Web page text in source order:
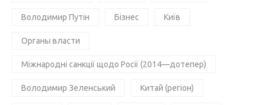
Володимир Путін Бізнес Київ
Органы власти
Міжнародні санкції щодо Росії (2014—дотепер)
Володимир Зеленський Китай (регіон)